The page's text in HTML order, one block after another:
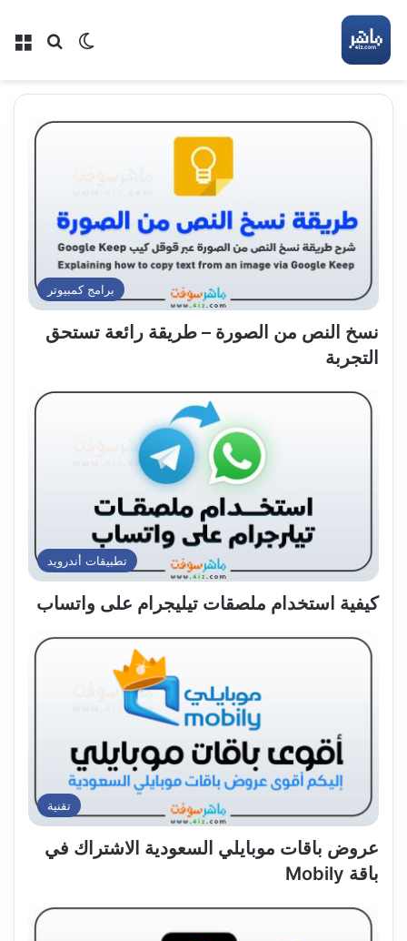
بحثالوضع
برامج كمبيوتر
نسخ النص من الصورة – طريقة رائعة تستحق
التجربة
تطبيقات أندرويد
كيفية استخدام ملصقات تيليجرام على واتساب
تقنية
عروض باقات موبايلي السعودية الاشتراك في
باقة Mobily